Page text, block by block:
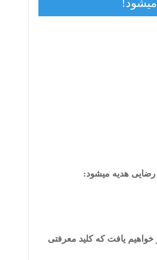
رضایی هدیه میشود:
خواهیم یافت که کلید معرفتی